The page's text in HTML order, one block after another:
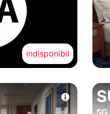
indisponibil